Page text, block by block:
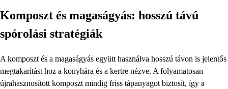
Komposzt és magaságyás: hosszú távú
spórolási stratégiák
A komposzt és a magaságyás együtt használva hosszú távon is jelentős
megtakarítást hoz a konyhára és a kertre nézve. A folyamatosan
újrahasznosított komposzt mindig friss tápanyagot biztosít, így a